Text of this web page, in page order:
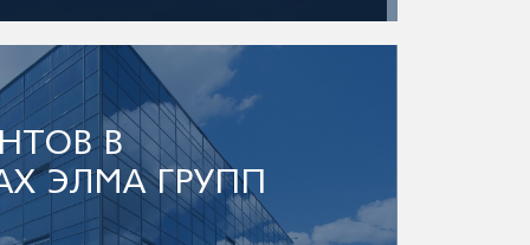
В
ЭЛМА ГРУПП